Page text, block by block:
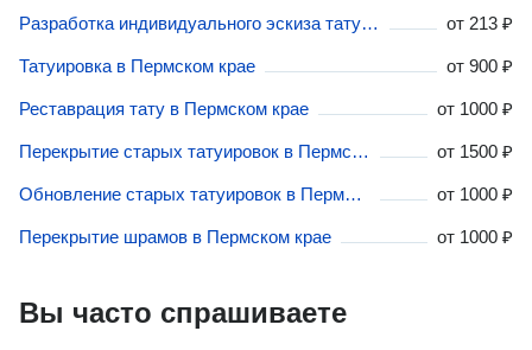
Разработка индивидуального эскиза татуировки в Пермском крае от 213 ₽
Татуировка в Пермском крае от 900 ₽
Реставрация тату в Пермском крае от 1000 ₽
Перекрытие старых татуировок в Пермском крае от 1500 ₽
Обновление старых татуировок в Пермском крае от 1000 ₽
Перекрытие шрамов в Пермском крае от 1000 ₽
Вы часто спрашиваете